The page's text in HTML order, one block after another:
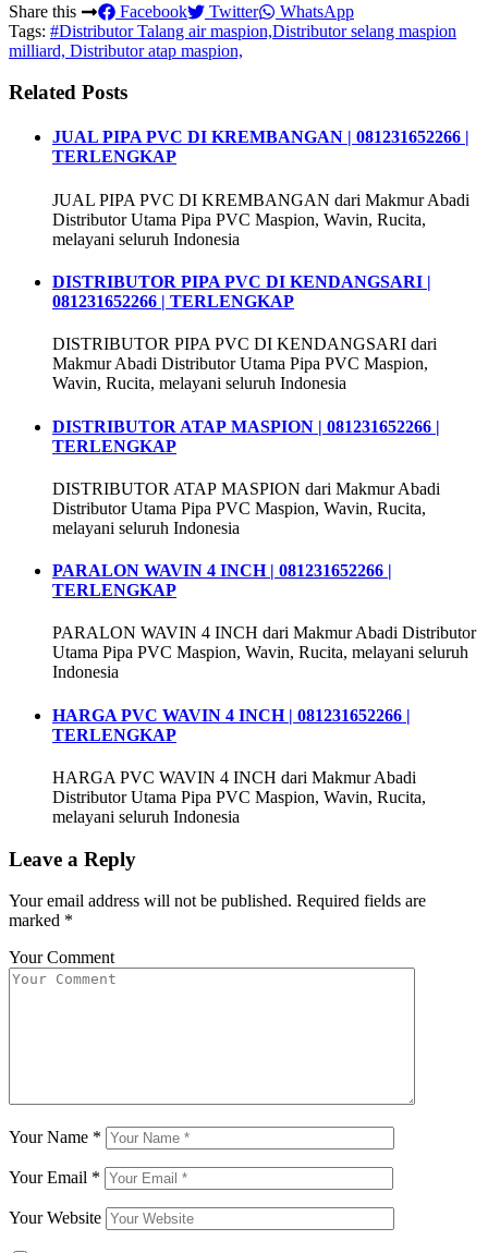
Share this Facebook Twitter
WhatsApp
Tags: #Distributor Talang air maspion,Distributor selang maspion
milliard, Distributor atap maspion,
Related Posts
JUAL PIPA PVC DI KREMBANGAN | 081231652266 |
TERLENGKAP
JUAL PIPA PVC DI KREMBANGAN dari Makmur Abadi
Distributor Utama Pipa PVC Maspion, Wavin, Rucita,
melayani seluruh Indonesia
DISTRIBUTOR PIPA PVC DI KENDANGSARI |
081231652266 | TERLENGKAP
DISTRIBUTOR PIPA PVC DI KENDANGSARI dari
Makmur Abadi Distributor Utama Pipa PVC Maspion,
Wavin, Rucita, melayani seluruh Indonesia
DISTRIBUTOR ATAP MASPION | 081231652266 |
TERLENGKAP
DISTRIBUTOR ATAP MASPION dari Makmur Abadi
Distributor Utama Pipa PVC Maspion, Wavin, Rucita,
melayani seluruh Indonesia
PARALON WAVIN 4 INCH | 081231652266 |
TERLENGKAP
PARALON WAVIN 4 INCH dari Makmur Abadi Distributor
Utama Pipa PVC Maspion, Wavin, Rucita, melayani seluruh
Indonesia
HARGA PVC WAVIN 4 INCH | 081231652266 |
TERLENGKAP
HARGA PVC WAVIN 4 INCH dari Makmur Abadi
Distributor Utama Pipa PVC Maspion, Wavin, Rucita,
melayani seluruh Indonesia
Leave a Reply
Your email address will not be published. Required fields are
marked *
Your Comment
Your Name *
Your Email *
Your Website